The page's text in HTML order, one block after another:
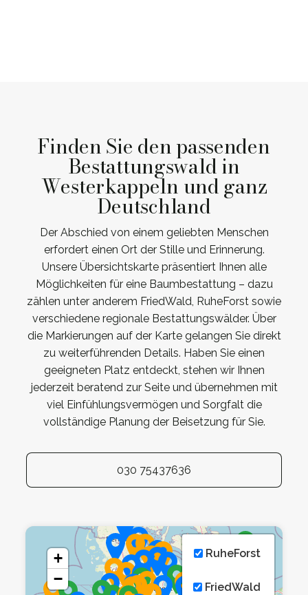
Finden Sie den passenden
Bestattungswald in
Westerkappeln und ganz
Deutschland
Der Abschied von einem geliebten Menschen
erfordert einen Ort der Stille und Erinnerung.
Unsere Übersichtskarte präsentiert Ihnen alle
Möglichkeiten für eine Baumbestattung – dazu
zählen unter anderem FriedWald, RuheForst sowie
verschiedene regionale Bestattungswälder. Über
die Markierungen auf der Karte gelangen Sie direkt
zu weiterführenden Details. Haben Sie einen
geeigneten Platz entdeckt, stehen wir Ihnen
jederzeit beratend zur Seite und übernehmen mit
viel Einfühlungsvermögen und Sorgfalt die
vollständige Planung der Beisetzung für Sie.
030 75437636
+
−
RuheForst
FriedWald